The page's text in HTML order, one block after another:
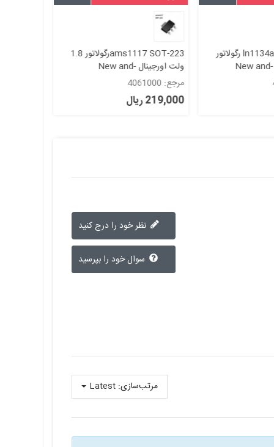
آیسی ln1134a332mr-g رگولاتور
3.3V - اورجینال -New and
ams1117 SOT-223رگولاتور 1.8
ولت اورجینال -New and
original+گارانتی
مرجع: 4061000
219,000 ریال
سوال خود را بپرسید
مرتب‌سازی: Latest